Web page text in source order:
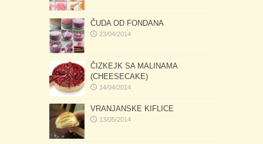
ČUDA OD FONDANA
23/04/2014
ČIZKEJK SA MALINAMA
(CHEESECAKE)
14/04/2014
VRANJANSKE KIFLICE
13/05/2014